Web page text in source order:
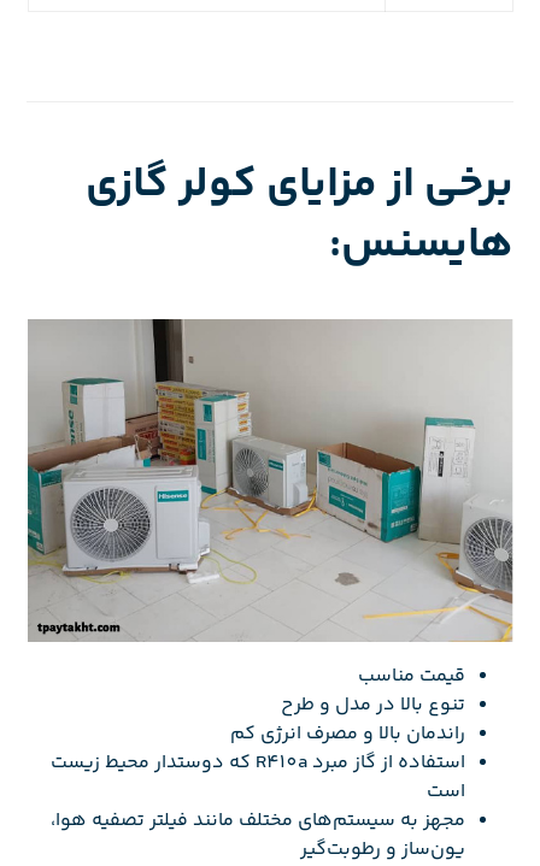
برخی از مزایای کولر گازی
هایسنس:
قیمت مناسب
تنوع بالا در مدل و طرح
راندمان بالا و مصرف انرژی کم
استفاده از گاز مبرد R410a که دوستدار محیط زیست
است
مجهز به سیستم‌های مختلف مانند فیلتر تصفیه هوا،
یون‌ساز و رطوبت‌گیر